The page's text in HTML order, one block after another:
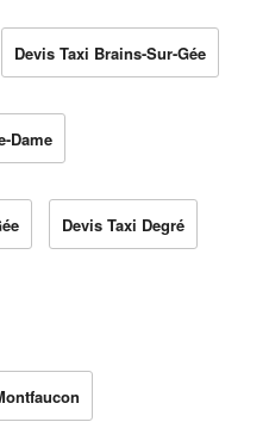
Devis Taxi Brains-Sur-Gée
Dame
Devis Taxi Degré